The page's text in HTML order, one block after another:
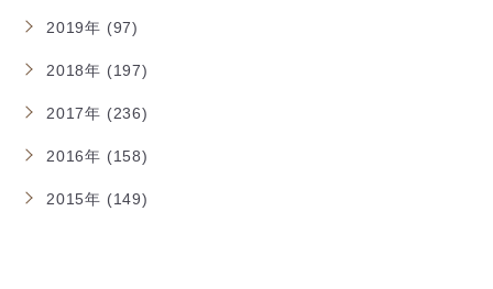
2019年 (97)
2018年 (197)
2017年 (236)
2016年 (158)
2015年 (149)